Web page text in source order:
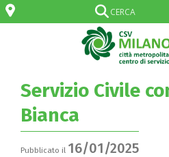
Servizio Civile
Bianca
Pubblicato il 16/01/2025